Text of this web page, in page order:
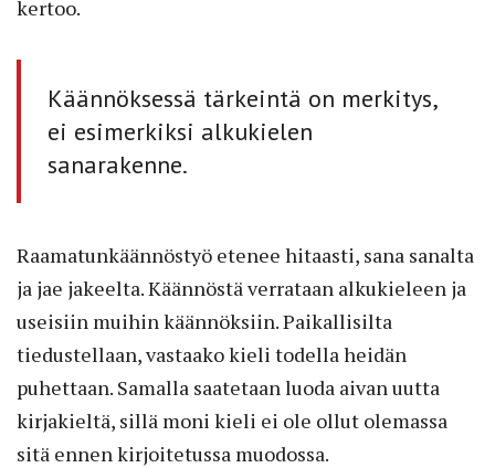
kertoo.
Käännöksessä tärkeintä on merkitys,
ei esimerkiksi alkukielen
sanarakenne.
Raamatunkäännöstyö etenee hitaasti, sana sanalta
ja jae jakeelta. Käännöstä verrataan alkukieleen ja
useisiin muihin käännöksiin. Paikallisilta
tiedustellaan, vastaako kieli todella heidän
puhettaan. Samalla saatetaan luoda aivan uutta
kirjakieltä, sillä moni kieli ei ole ollut olemassa
sitä ennen kirjoitetussa muodossa.